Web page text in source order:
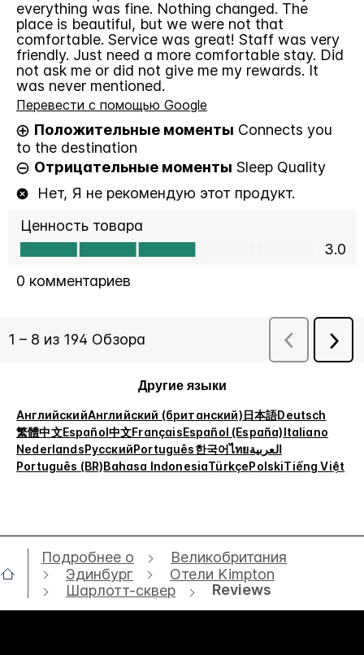
Другие языки
АнглийскийАнглийский (британский)日本語Deutsch
繁體中文Español中文FrançaisEspañol (España)Italiano
NederlandsРусскийPortuguês한국어ไทยالعربية
Português (BR)Bahasa IndonesiaTürkçePolskiTiếng Việt
Подробнее о
Великобритания
Эдинбург
Отели Kimpton
Шарлотт-сквер
Reviews